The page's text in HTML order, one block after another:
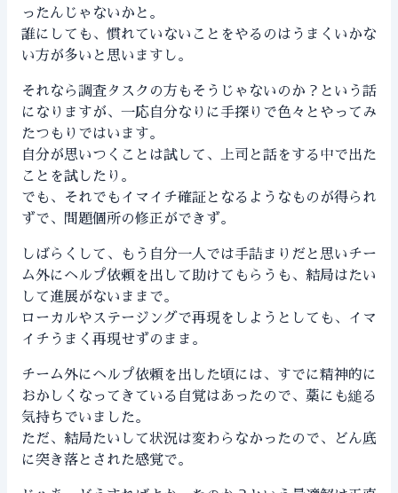
ったんじゃないかと。
誰にしても、慣れていないことをやるのはうまくいかな
い方が多いと思いますし。
それなら調査タスクの方もそうじゃないのか？という話
になりますが、一応自分なりに手探りで色々とやってみ
たつもりではいます。
自分が思いつくことは試して、上司と話をする中で出た
ことを試したり。
でも、それでもイマイチ確証となるようなものが得られ
ずで、問題個所の修正ができず。
しばらくして、もう自分一人では手詰まりだと思いチー
ム外にヘルプ依頼を出して助けてもらうも、結局はたい
して進展がないままで。
ローカルやステージングで再現をしようとしても、イマ
イチうまく再現せずのまま。
チーム外にヘルプ依頼を出した頃には、すでに精神的に
おかしくなってきている自覚はあったので、藁にも縋る
気持ちでいました。
ただ、結局たいして状況は変わらなかったので、どん底
に突き落とされた感覚で。